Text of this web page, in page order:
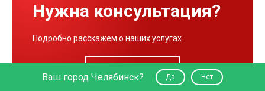
Нужна консультация?
Подробно расскажем о наших услугах
Написать нам
Ваш город Челябинск? Да Нет